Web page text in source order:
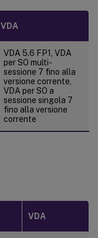
VDA
VDA 5.6 FP1, VDA
per SO multi-
sessione 7 fino alla
versione corrente,
VDA per SO a
sessione singola 7
fino alla versione
corrente
VDA